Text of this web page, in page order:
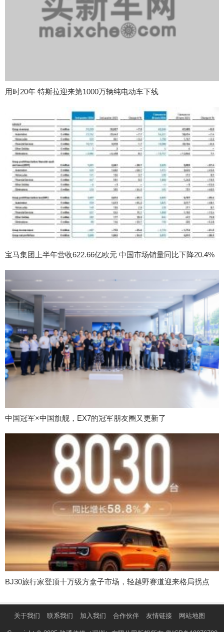
用时20年 特斯拉迎来第1000万辆纯电动车下线
宝马集团上半年营收622.66亿欧元 中国市场销量同比下降20.4%
中国冠军×中国旗舰，EX7的冠军朋友圈又更新了
BJ30旅行家登顶十万级方盒子市场，轻越野赛道迎来格局拐点
关于我们 联系我们 加入我们 合作伙伴 友情链接 网站地图